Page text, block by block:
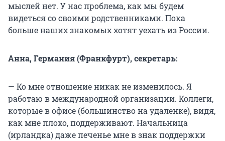
мыслей нет. У нас проблема, как мы будем
видеться со своими родственниками. Пока
больше наших знакомых хотят уехать из России.
Анна, Германия (Франкфурт), секретарь:
— Ко мне отношение никак не изменилось. Я
работаю в международной организации. Коллеги,
которые в офисе (большинство на удаленке), видя,
как мне плохо, поддерживают. Начальница
(ирландка) даже печенье мне в знак поддержки